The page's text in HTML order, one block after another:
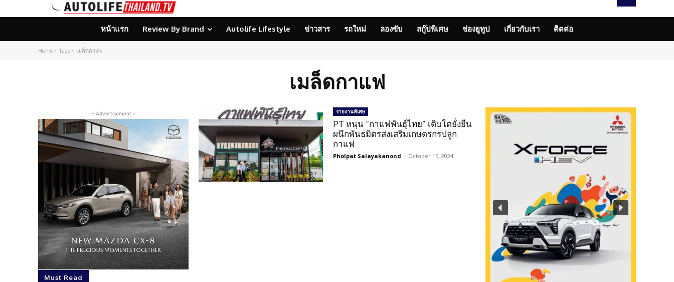
หน้าแรก Review By Brand Autolife Lifestyle ข่าวสาร รถใหม่ ลองขับ สกู๊ปพิเศษ ช่องยูทูป เกี่ยวกับเรา ติดต่อ
Home Tags เมล็ดกาแฟ
เมล็ดกาแฟ
- Advertisement -
Must Read
รายงานพิเศษ
PT หนุน “กาแฟพันธุ์ไทย” เติบโตยั่งยืน
ผนึกพันธมิตรส่งเสริมเกษตรกรปลูก
กาแฟ
Pholpat Salayakanond - October 15, 2024